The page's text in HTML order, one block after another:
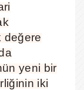
değere
yeni bir
iki